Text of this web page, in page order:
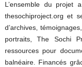
L’ensemble du
thesochiproject.org et
d’archives,
portraits, The Sochi
ressources pour
balnéaire. Financés